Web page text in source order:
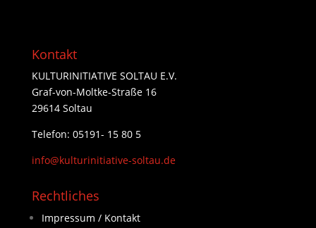
Kontakt
KULTURINITIATIVE SOLTAU E.V.
Graf-von-Moltke-Straße 16
29614 Soltau
Telefon: 05191- 15 80 5
info@kulturinitiative-soltau.de
Rechtliches
Impressum / Kontakt